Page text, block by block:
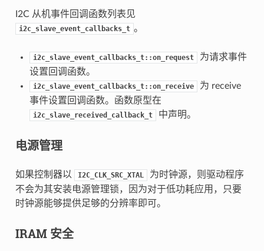
I2C 从机事件回调函数列表见
i2c_slave_event_callbacks_t 。
i2c_slave_event_callbacks_t::on_request
为请求事件
设置回调函数。
i2c_slave_event_callbacks_t::on_receive
为 receive
事件设置回调函数。函数原型在
i2c_slave_received_callback_t 中声明。
电源管理
如果控制器以 I2C_CLK_SRC_XTAL
为时钟源，则驱动程序
不会为其安装电源管理锁，因为对于低功耗应用，只要
时钟源能够提供足够的分辨率即可。
IRAM 安全